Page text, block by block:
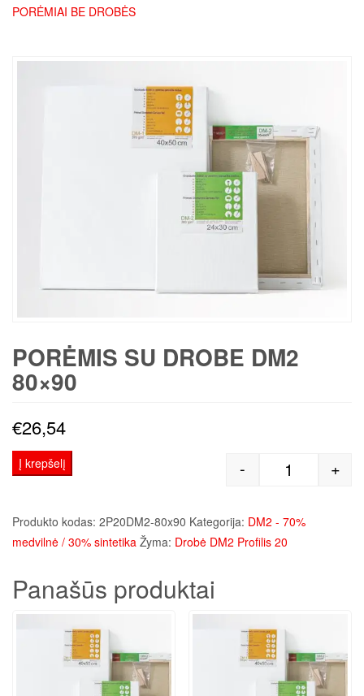
PORĖMIAI BE DROBĖS
PORĖMIS SU DROBE DM2
80×90
€26,54
produkto
- +
Į krepšelį
Produkto kodas: 2P20DM2-80x90 Kategorija: DM2 - 70%
medvilnė / 30% sintetika Žyma: Drobė DM2 Profilis 20
Panašūs produktai